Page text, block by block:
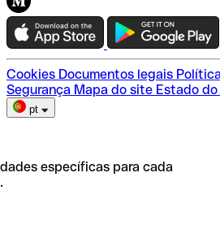
Teste a Qonto
Escolha do plano
Cookies Documentos legais
Segurança Mapa do site Estado
pt
específicas para cada